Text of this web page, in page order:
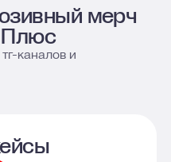
мерч
Плюс
каналов и